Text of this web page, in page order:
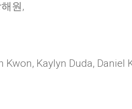
원,
Kaylyn Duda, Daniel